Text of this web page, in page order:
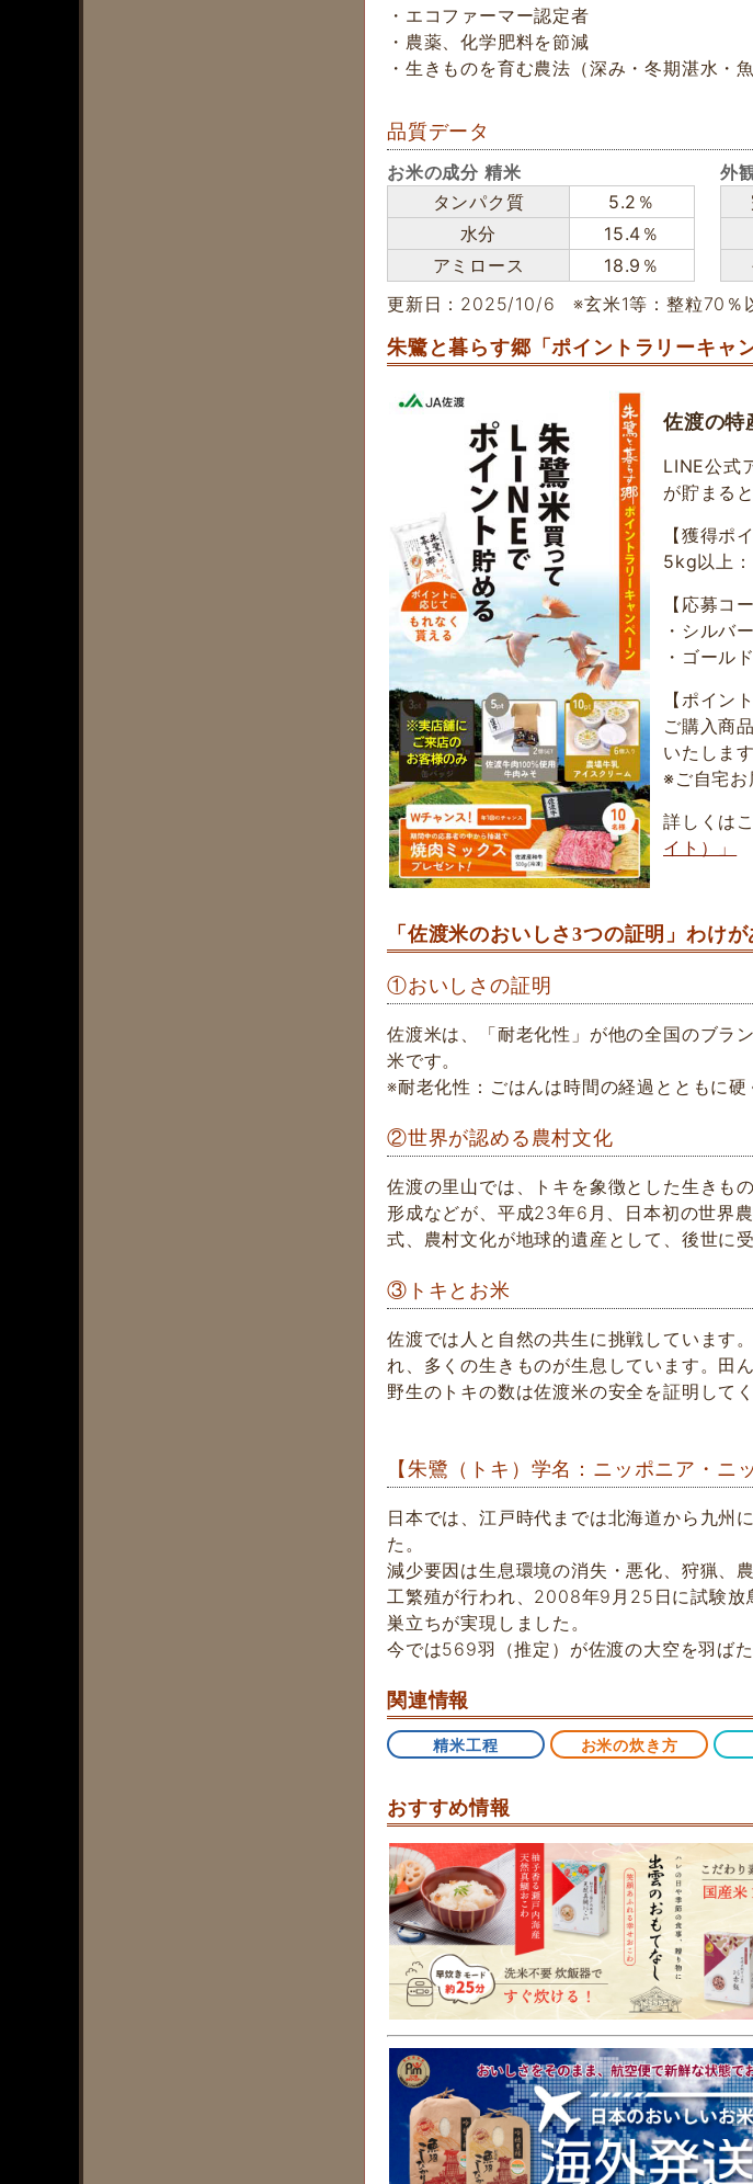
・エコファーマー認定者
・農薬、化学肥料を節減
・生きものを育む農法（深み・冬期湛水・
品質データ
お米の成分 精米
タンパク質
5.2％
水分
15.4％
アミロース
18.9％
外
更新日：2025/10/6※玄米1等：整粒70
朱鷺と暮らす郷「ポイントラリーキャ
佐渡の特
LINE公式
が貯まる
【獲得ポ
5kg以上
【応募コ
・シルバ
・ゴール
【ポイン
ご購入商
いたします
※ご自宅お
詳しくは
イト）」
「佐渡米のおいしさ3つの証明」わけが
①おいしさの証明
佐渡米は、「耐老化性」が他の全国のブラ
米です。
※耐老化性：ごはんは時間の経過とともに
②世界が認める農村文化
佐渡の里山では、トキを象徴とした生きも
形成などが、平成23年6月、日本初の世界
式、農村文化が地球的遺産として、後世に
③トキとお米
佐渡では人と自然の共生に挑戦しています
れ、多くの生きものが生息しています。田
野生のトキの数は佐渡米の安全を証明して
【朱鷺（トキ）学名：ニッポニア・ニ
日本では、江戸時代までは北海道から九州
た。
減少要因は生息環境の消失・悪化、狩猟、
工繁殖が行われ、2008年9月25日に試験
巣立ちが実現しました。
今では569羽（推定）が佐渡の大空を羽ば
関連情報
精米工程 お米の炊き方
おすすめ情報